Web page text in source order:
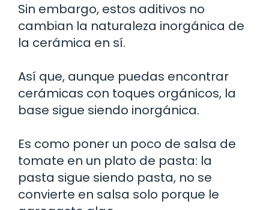
Sin embargo, estos aditivos no
cambian la naturaleza inorgánica de
la cerámica en sí.
Así que, aunque puedas encontrar
cerámicas con toques orgánicos, la
base sigue siendo inorgánica.
Es como poner un poco de salsa de
tomate en un plato de pasta: la
pasta sigue siendo pasta, no se
convierte en salsa solo porque le